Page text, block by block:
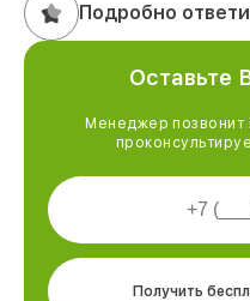
Подробно
Оставьте
Менеджер позвонит
Получить